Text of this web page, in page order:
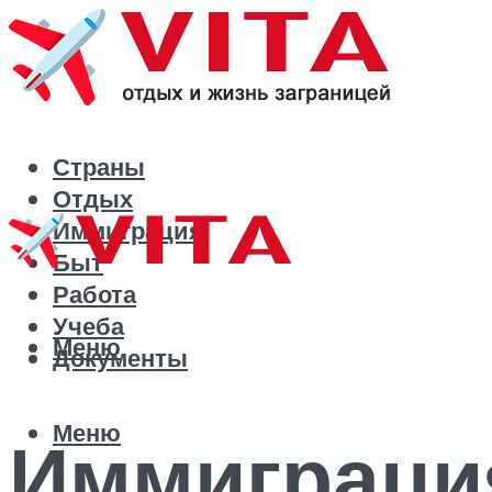
Страны
Отдых
Иммиграция
Быт
Работа
Учеба
Документы
Меню
Меню